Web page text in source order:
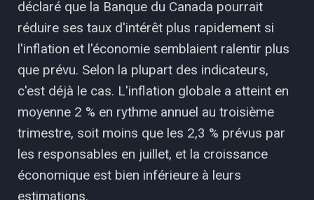
déclaré que la Banque du Canada pourrait
réduire ses taux d'intérêt plus rapidement si
l'inflation et l'économie semblaient ralentir plus
que prévu. Selon la plupart des indicateurs,
c'est déjà le cas. L'inflation globale a atteint en
moyenne 2 % en rythme annuel au troisième
trimestre, soit moins que les 2,3 % prévus par
les responsables en juillet, et la croissance
économique est bien inférieure à leurs
estimations.